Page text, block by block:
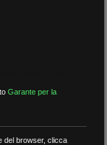
Garante per la
del browser, clicca